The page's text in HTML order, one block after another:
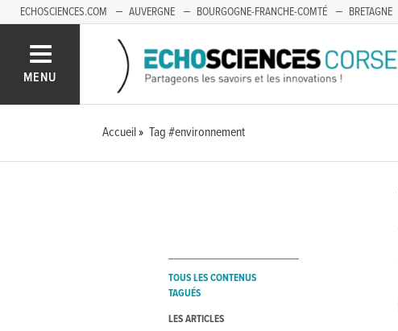
ECHOSCIENCES.COM AUVERGNE BOURGOGNE-FRANCHE-COMTÉ BRETAGNE
MENU
Accueil Tag #environnement
TOUS LES CONTENUS
TAGUÉS
LES ARTICLES